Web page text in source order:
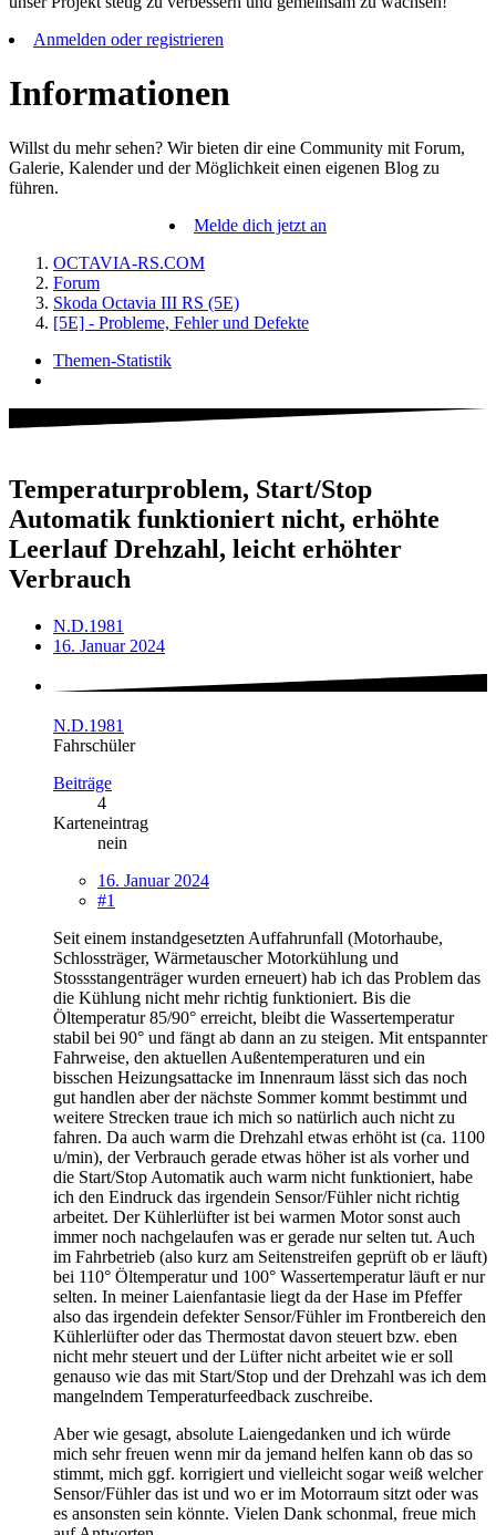
Anmelden oder registrieren
Informationen
Willst du mehr sehen? Wir bieten dir eine Community mit Forum,
Galerie, Kalender und der Möglichkeit einen eigenen Blog zu
führen.
Melde dich jetzt an
OCTAVIA-RS.COM
Forum
Skoda Octavia III RS (5E)
[5E] - Probleme, Fehler und Defekte
Themen-Statistik
Temperaturproblem, Start/Stop
Automatik funktioniert nicht, erhöhte
Leerlauf Drehzahl, leicht erhöhter
Verbrauch
N.D.1981
16. Januar 2024
N.D.1981
Fahrschüler
Beiträge
4
Karteneintrag
nein
16. Januar 2024
#1
Seit einem instandgesetzten Auffahrunfall (Motorhaube,
Schlossträger, Wärmetauscher Motorkühlung und
Stossstangenträger wurden erneuert) hab ich das Problem das
die Kühlung nicht mehr richtig funktioniert. Bis die
Öltemperatur 85/90° erreicht, bleibt die Wassertemperatur
stabil bei 90° und fängt ab dann an zu steigen. Mit entspannter
Fahrweise, den aktuellen Außentemperaturen und ein
bisschen Heizungsattacke im Innenraum lässt sich das noch
gut handlen aber der nächste Sommer kommt bestimmt und
weitere Strecken traue ich mich so natürlich auch nicht zu
fahren. Da auch warm die Drehzahl etwas erhöht ist (ca. 1100
u/min), der Verbrauch gerade etwas höher ist als vorher und
die Start/Stop Automatik auch warm nicht funktioniert, habe
ich den Eindruck das irgendein Sensor/Fühler nicht richtig
arbeitet. Der Kühlerlüfter ist bei warmen Motor sonst auch
immer noch nachgelaufen was er gerade nur selten tut. Auch
im Fahrbetrieb (also kurz am Seitenstreifen geprüft ob er läuft)
bei 110° Öltemperatur und 100° Wassertemperatur läuft er nur
selten. In meiner Laienfantasie liegt da der Hase im Pfeffer
also das irgendein defekter Sensor/Fühler im Frontbereich den
Kühlerlüfter oder das Thermostat davon steuert bzw. eben
nicht mehr steuert und der Lüfter nicht arbeitet wie er soll
genauso wie das mit Start/Stop und der Drehzahl was ich dem
mangelndem Temperaturfeedback zuschreibe.
Aber wie gesagt, absolute Laiengedanken und ich würde
mich sehr freuen wenn mir da jemand helfen kann ob das so
stimmt, mich ggf. korrigiert und vielleicht sogar weiß welcher
Sensor/Fühler das ist und wo er im Motorraum sitzt oder was
es ansonsten sein könnte. Vielen Dank schonmal, freue mich